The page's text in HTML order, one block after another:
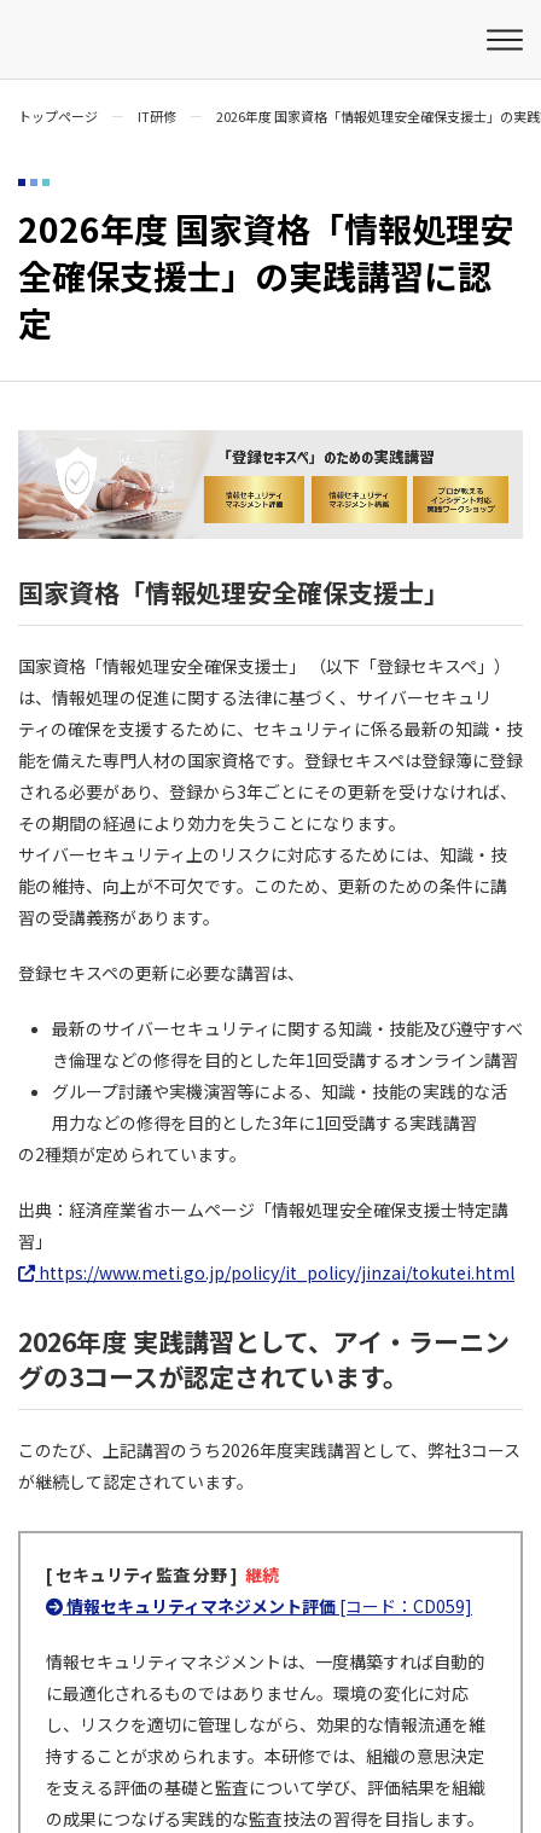
トップページ IT研修 2026年度 国家資格「情報処理安全確保支援士」の実
2026年度 国家資格「情報処理安
全確保支援士」の実践講習に認
定
国家資格「情報処理安全確保支援士」
国家資格「情報処理安全確保支援士」 （以下「登録セキスペ」）
は、情報処理の促進に関する法律に基づく、サイバーセキュリ
ティの確保を支援するために、セキュリティに係る最新の知識・技
能を備えた専門人材の国家資格です。登録セキスペは登録簿に登録
される必要があり、登録から3年ごとにその更新を受けなければ、
その期間の経過により効力を失うことになります。
サイバーセキュリティ上のリスクに対応するためには、知識・技
能の維持、向上が不可欠です。このため、更新のための条件に講
習の受講義務があります。
登録セキスペの更新に必要な講習は、
最新のサイバーセキュリティに関する知識・技能及び遵守すべ
き倫理などの修得を目的とした年1回受講するオンライン講習
グループ討議や実機演習等による、知識・技能の実践的な活
用力などの修得を目的とした3年に1回受講する実践講習
の2種類が定められています。
出典：経済産業省ホームページ「情報処理安全確保支援士特定講
習」
https://www.meti.go.jp/policy/it_policy/jinzai/tokutei.html
2026年度 実践講習として、アイ・ラーニン
グの3コースが認定されています。
このたび、上記講習のうち2026年度実践講習として、弊社3コース
が継続して認定されています。
[ セキュリティ監査 分野 ] 継続
情報セキュリティマネジメント評価 [コード：CD059]
情報セキュリティマネジメントは、一度構築すれば自動的
に最適化されるものではありません。環境の変化に対応
し、リスクを適切に管理しながら、効果的な情報流通を維
持することが求められます。本研修では、組織の意思決定
を支える評価の基礎と監査について学び、評価結果を組織
の成果につなげる実践的な監査技法の習得を目指します。